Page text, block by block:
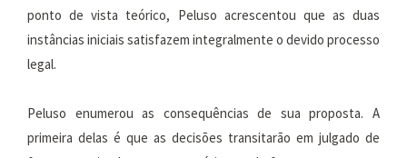
ponto de vista teórico, Peluso acrescentou que as duas
instâncias iniciais satisfazem integralmente o devido processo
legal.
Peluso enumerou as consequências de sua proposta. A
primeira delas é que as decisões transitarão em julgado de